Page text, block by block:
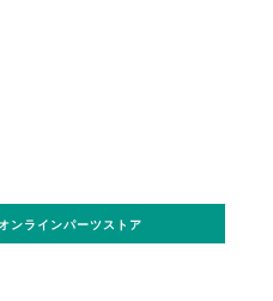
ンラインパーツストア